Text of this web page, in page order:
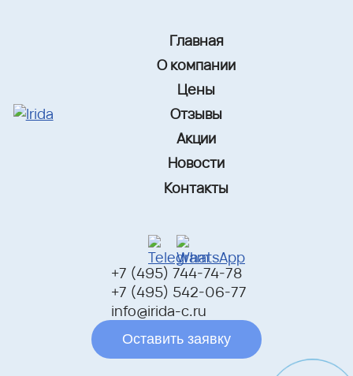
Главная
О компании
Цены
Отзывы
Акции
Новости
Контакты
+7 (495) 744-74-78
+7 (495) 542-06-77
info@irida-c.ru
Оставить заявку